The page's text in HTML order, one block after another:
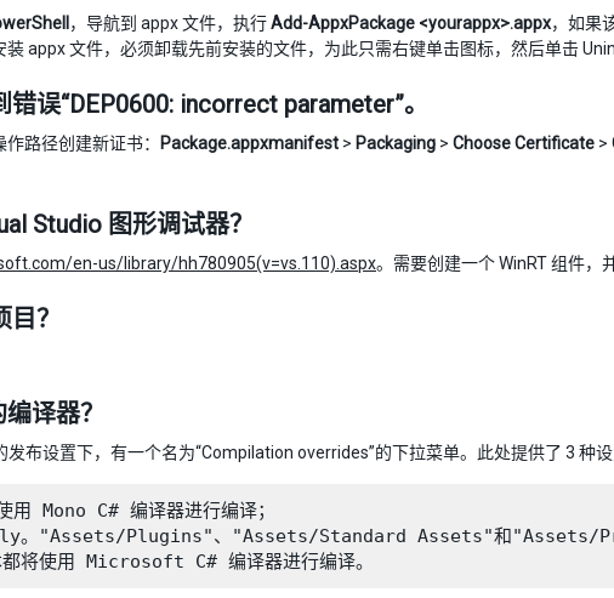
，导航到 appx 文件，执行Add-AppxPackage <yourappx>.appx，如果
装 appx 文件，必须卸载先前安装的文件，为此只需右键单击图标，然后单击
误“DEP0600: incorrect parameter”。
路径创建新证书： Package.appxmanifest > Packaging > Choose Certificate >
Studio 图形调试器？
en-us/library/hh780905(v=vs.110).aspx。需要创建一个 WinRT 组件，
？
译器？
布设置下，有一个名为“Compilation overrides”的下拉菜单。此处提供了 3 种设
Mono C# 编译器进行编译；
"Assets/Plugins"、"Assets/Standard Assets"和"Assets/Pro